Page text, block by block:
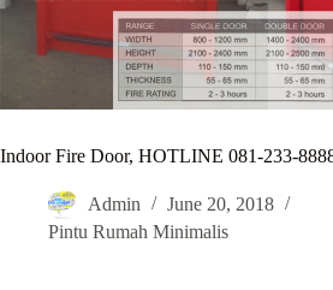
Indoor Fire Door, HOTLINE 081-233-
Admin
June 20, 2018
Pintu Rumah Minimalis